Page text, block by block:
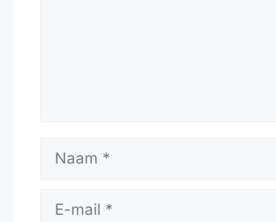
Naam